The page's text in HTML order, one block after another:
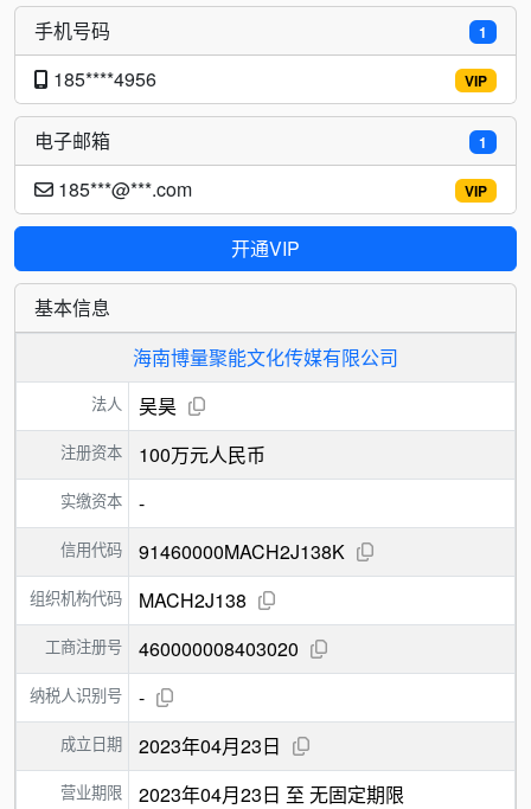
1
手机号码
VIP
185****4956
1
电子邮箱
VIP
185***@***.com
开通VIP
基本信息
海南博量聚能文化传媒有限公司
法人 吴昊
注册资本 100万元人民币
实缴资本 -
信用代码 91460000MACH2J138K
组织机构代码 MACH2J138
工商注册号 460000008403020
纳税人识别号 -
成立日期 2023年04月23日
营业期限 2023年04月23日 至 无固定期限